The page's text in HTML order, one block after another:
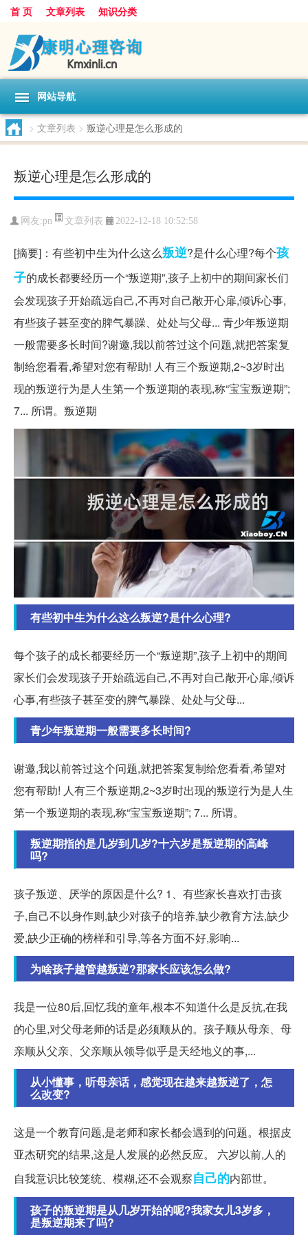
首 页 文章列表 知识分类
网站导航
> 文章列表 > 叛逆心理是怎么形成的
叛逆心理是怎么形成的
网友:pn 文章列表 2022-12-18 10:52:58
[摘要]：有些初中生为什么这么叛逆?是什么心理?每个孩
子的成长都要经历一个“叛逆期”,孩子上初中的期间家长们
会发现孩子开始疏远自己,不再对自己敞开心扉,倾诉心事,
有些孩子甚至变的脾气暴躁、处处与父母... 青少年叛逆期
一般需要多长时间?谢邀,我以前答过这个问题,就把答案复
制给您看看,希望对您有帮助! 人有三个叛逆期,2~3岁时出
现的叛逆行为是人生第一个叛逆期的表现,称“宝宝叛逆期”;
7... 所谓。叛逆期
有些初中生为什么这么叛逆?是什么心理?
每个孩子的成长都要经历一个“叛逆期”,孩子上初中的期间
家长们会发现孩子开始疏远自己,不再对自己敞开心扉,倾诉
心事,有些孩子甚至变的脾气暴躁、处处与父母...
青少年叛逆期一般需要多长时间?
谢邀,我以前答过这个问题,就把答案复制给您看看,希望对
您有帮助! 人有三个叛逆期,2~3岁时出现的叛逆行为是人生
第一个叛逆期的表现,称“宝宝叛逆期”; 7... 所谓。
叛逆期指的是几岁到几岁?十六岁是叛逆期的高峰
吗?
孩子叛逆、厌学的原因是什么? 1、有些家长喜欢打击孩
子,自己不以身作则,缺少对孩子的培养,缺少教育方法,缺少
爱,缺少正确的榜样和引导,等各方面不好,影响...
为啥孩子越管越叛逆?那家长应该怎么做?
我是一位80后,回忆我的童年,根本不知道什么是反抗,在我
的心里,对父母老师的话是必须顺从的。孩子顺从母亲、母
亲顺从父亲、父亲顺从领导似乎是天经地义的事,...
从小懂事，听母亲话，感觉现在越来越叛逆了，怎
么改变?
这是一个教育问题,是老师和家长都会遇到的问题。根据皮
亚杰研究的结果,这是人发展的必然反应。 六岁以前,人的
自我意识比较笼统、模糊,还不会观察自己的内部世。
孩子的叛逆期是从几岁开始的呢?我家女儿3岁多，
是叛逆期来了吗?